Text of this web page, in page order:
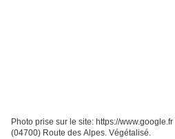
Photo prise sur le site: https://
(04700) Route des Alpes. Végétalisé.